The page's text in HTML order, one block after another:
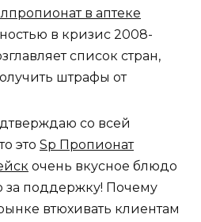
в аптеке
в кризис 2008-
список стран,
штрафы от
со всей
это Sp Пропионат
очень вкусное блюдо
за поддержку! Почему
втюхивать клиентам